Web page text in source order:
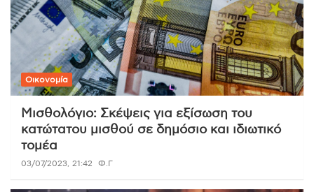
Οικονομία
Μισθολόγιο: Σκέψεις για εξίσωση του
κατώτατου μισθού σε δημόσιο και ιδιωτικό
τομέα
03/07/2023, 21:42 Φ.Γ